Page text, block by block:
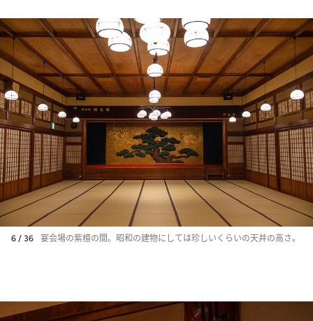
6 / 36 宴会場の紫檀の間。昭和の建物にしては珍しいくらいの天井の高さ。